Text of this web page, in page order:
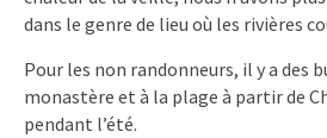
dans le genre de lieu où les rivières
Pour les non randonneurs, il y a des
monastère et à la plage à partir de
pendant l’été.